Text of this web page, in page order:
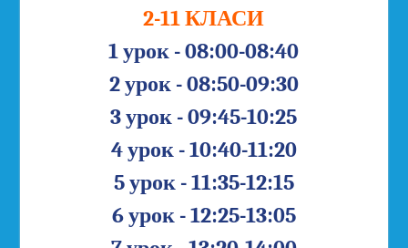
2-11 КЛАСИ
1 урок - 08:00-08:40
2 урок - 08:50-09:30
3 урок - 09:45-10:25
4 урок - 10:40-11:20
5 урок - 11:35-12:15
6 урок - 12:25-13:05